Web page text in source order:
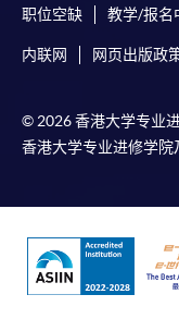
免使用支票付款
除由学院裁定的
准退还款项，以
支票或缴费灵（
以支票退款；
到支付款项时使
除本学院网页所
外收费，详情请
学费及学额不得
职位空缺 教学/报名
内联网 网页出版政
© 2026 香港大学专业
香港大学专业进修学院